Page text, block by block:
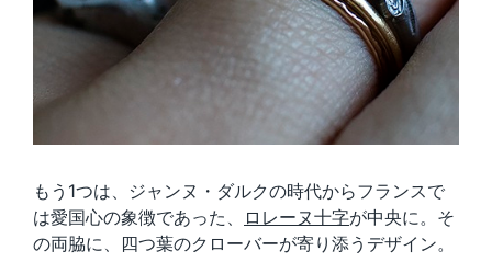
もう1つは、ジャンヌ・ダルクの時代からフランスで
は愛国心の象徴であった、
ロレーヌ十字が中央に。そ
の両脇に、四つ葉のクローバーが寄り添うデザイン。